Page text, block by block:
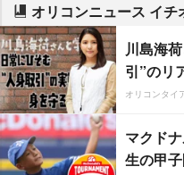
オリコンニュース イチ
川島海
引”のリ
オリコンタイ
マクド
生の甲子